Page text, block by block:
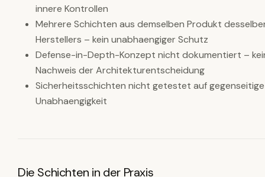
innere Kontrollen
Mehrere Schichten aus demselben Produkt
Herstellers – kein unabhaengiger Schutz
Defense-in-Depth-Konzept nicht dokumentiert –
Nachweis der Architekturentscheidung
Sicherheitsschichten nicht getestet auf gegenseitige
Unabhaengigkeit
Die Schichten in der Praxis